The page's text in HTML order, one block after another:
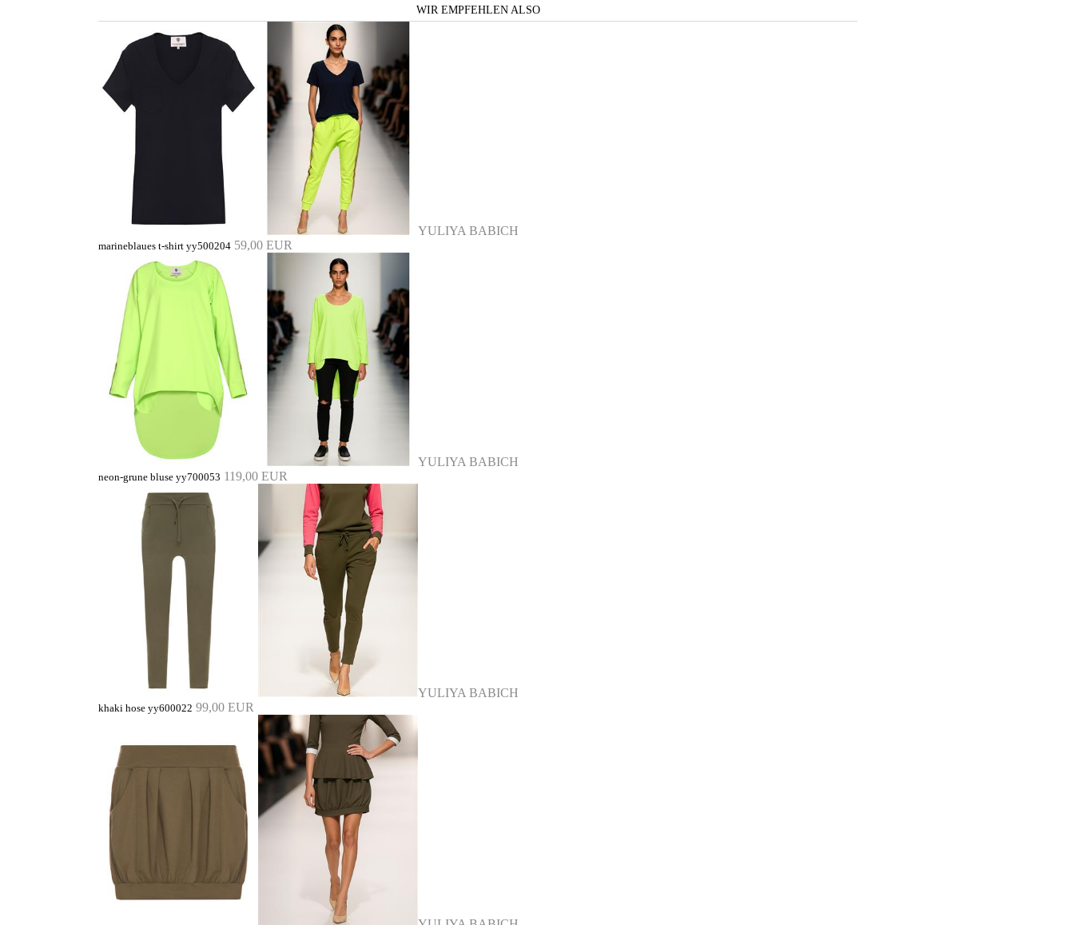
WIR EMPFEHLEN ALSO
YULIYA BABICH
marineblaues t-shirt yy500204 59,00 EUR
YULIYA BABICH
neon-grune bluse yy700053 119,00 EUR
YULIYA BABICH
khaki hose yy600022 99,00 EUR